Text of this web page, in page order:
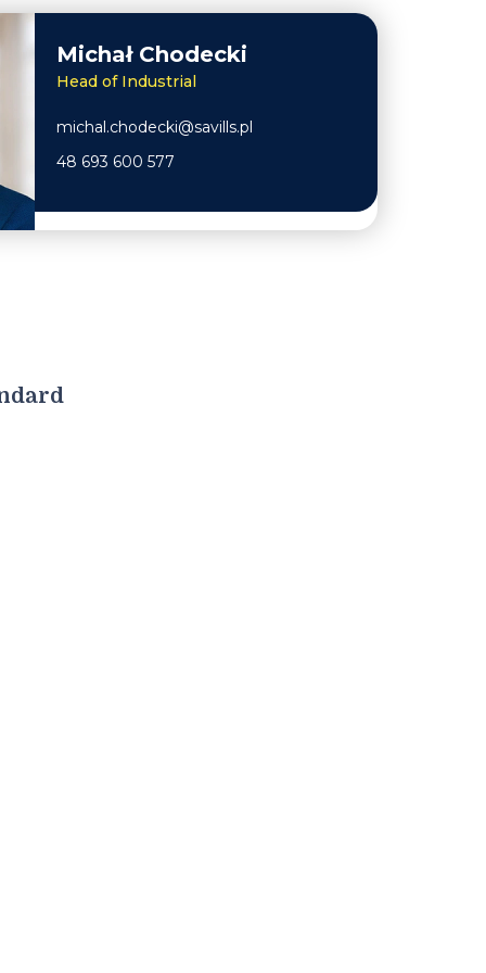
Michał Chodecki
Head of Industrial
michal.chodecki@savills.pl
48 693 600 577